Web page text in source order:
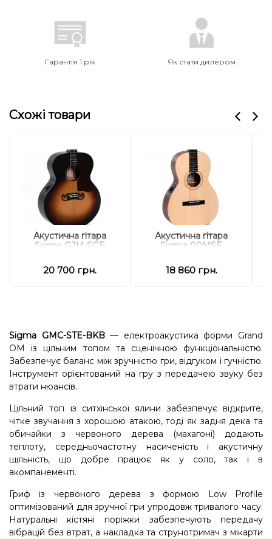
Гарантія 1 рік Як стати дилером
Схожі товари
Акустична гітара
Sigma GJM-SGE
20 700 грн.
Акустична гітара
Sigma 00MSE
18 860 грн.
Sigma GMC-STE-BKB— електроакустика форми Grand
OM із цільним топом та сценічною функціональністю.
Забезпечує баланс між зручністю гри, відгуком і гучністю.
Інструмент орієнтований на гру з передачею звуку без
втрати нюансів.
Цільний топ із ситхінської ялини забезпечує відкрите,
чітке звучання з хорошою атакою, тоді як задня дека та
обичайки з червоного дерева (махагоні) додають
теплоту, середньочастотну насиченість і акустичну
щільність, що добре працює як у соло, так і в
акомпанементі.
Гриф із червоного дерева з формою Low Profile
оптимізований для зручної гри упродовж тривалого часу.
Натуральні кістяні поріжки забезпечують передачу
вібрацій без втрат, а накладка та струнотримач з мікарти